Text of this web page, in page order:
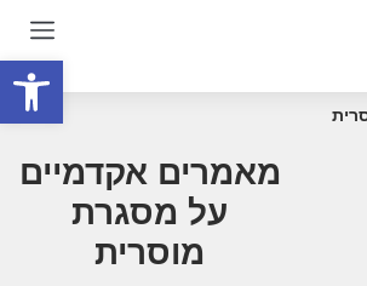
מאמרים אקדמיים
על מסגרת
מוסרית
פתח